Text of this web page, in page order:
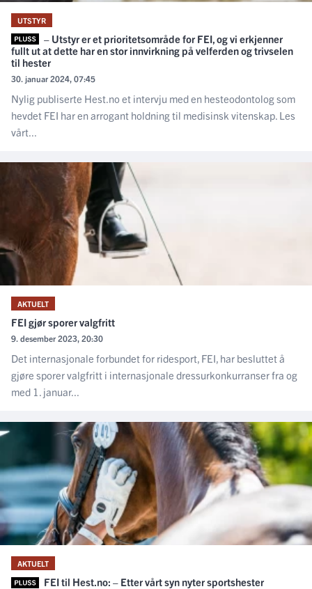
UTSTYR
– Utstyr er et prioritetsområde for FEI, og vi erkjenner
fullt ut at dette har en stor innvirkning på velferden og trivselen
til hester
30. januar 2024, 07:45
Nylig publiserte Hest.no et intervju med en hesteodontolog som
hevdet FEI har en arrogant holdning til medisinsk vitenskap. Les
vårt...
AKTUELT
FEI gjør sporer valgfritt
9. desember 2023, 20:30
Det internasjonale forbundet for ridesport, FEI, har besluttet å
gjøre sporer valgfritt i internasjonale dressurkonkurranser fra og
med 1. januar...
AKTUELT
FEI til Hest.no: – Etter vårt syn nyter sportshester